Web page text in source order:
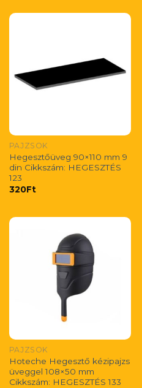
PAJZSOK
Hegesztőüveg 90×110 mm 9
din Cikkszám: HEGESZTÉS
123
320Ft
PAJZSOK
Hoteche Hegesztő kézipajzs
üveggel 108×50 mm
Cikkszám: HEGESZTÉS 133